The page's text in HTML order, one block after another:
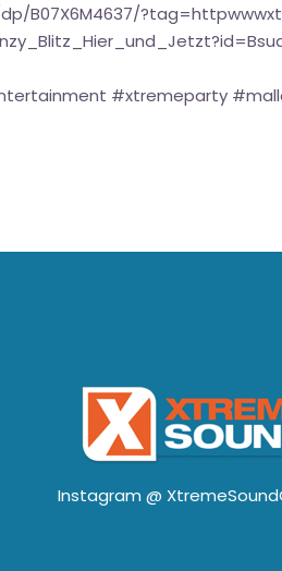
B07X6M4637/
#xtremeparty
Instagram @